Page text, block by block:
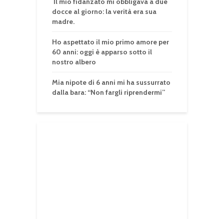
docce al giorno: la verità era sua
madre.
Ho aspettato il mio primo amore per
60 anni: oggi è apparso sotto il
nostro albero
Mia nipote di 6 anni mi ha sussurrato
dalla bara: “Non fargli riprendermi”